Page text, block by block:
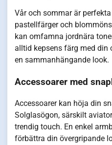
Vår och sommar är
pastellfärger och
kan omfamna jordnära
alltid kepsens färg med
en sammanhängande look.
Accessoarer med
Accessoarer kan höja din
Solglasögon, särskilt
trendig touch. En enkel
förbättra din övergripande